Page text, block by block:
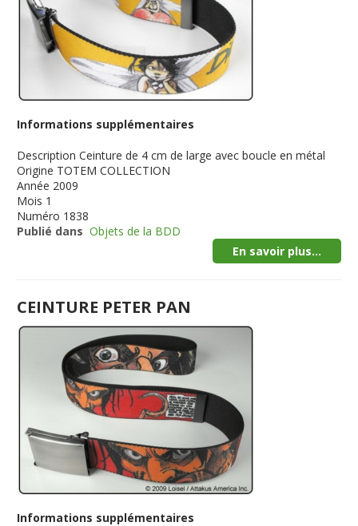
Informations supplémentaires
Description Ceinture de 4 cm de large avec boucle en métal
Origine TOTEM COLLECTION
Année 2009
Mois 1
Numéro 1838
Publié dans Objets de la BDD
En savoir plus...
CEINTURE PETER PAN
Informations supplémentaires